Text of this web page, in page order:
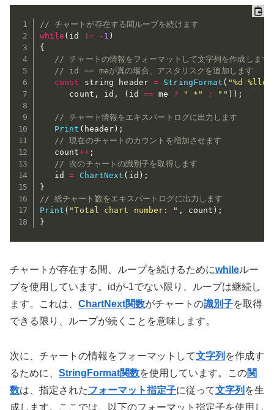
// チャートが存在する間ループを続けます
while ( id != - 1 )
{
// チャートの情報をフォーマットして文字列を作成します
// id == meが真の場合、アスタリスクを追加します
const
string header = StringFormat ( "%d %lld
      count
, id , ( id == me ? " *" : "" ) ) ;
// チャート情報をエキスパートログに出力します
Print ( header ) ;
// 現在のチャートのカウントを増加させます
   count
++;
// 次のチャートの識別子を取得します
   id
= ChartNext ( id ) ;
}
// 総チャート数をエキスパートログに出力します
Print ( "Total chart number: " , count ) ;
}
チャートが存在する間、ループを続けるためにwhileルー
プを使用しています。idが-1でない限り、ループは継続し
ます。これは、 ChartNext関数がチャートの識別子を取得
できる限り、ループが続くことを意味します。
次に、チャートの情報をフォーマットして文字列 を作成す
るために、 StringFormat関数を使用しています。この関
数は、指定されたフォーマット指定子に従って文字列 を生
成します。ここでは、以下のフォーマット指定子を使用し